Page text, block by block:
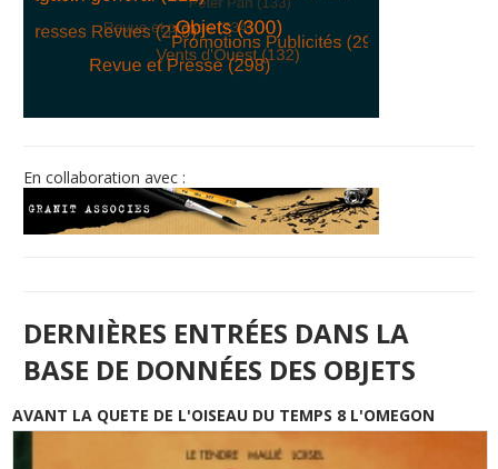
En collaboration avec :
DERNIÈRES ENTRÉES DANS LA
BASE DE DONNÉES DES OBJETS
AVANT LA QUETE DE L'OISEAU DU TEMPS 8 L'OMEGON